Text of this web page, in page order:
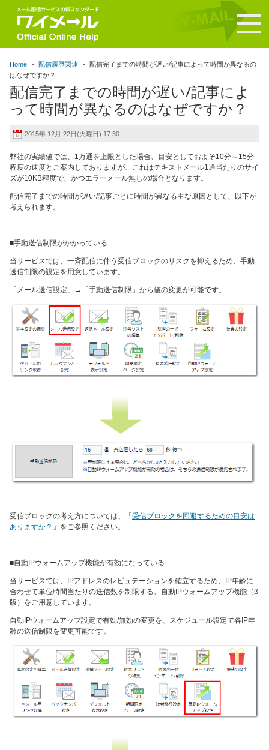
Home 配信履歴関連
配信完了までの時間が遅い/記事によって時間が異なるの
はなぜですか？
配信完了までの時間が遅い/記事によ
って時間が異なるのはなぜですか？
2015年 12月 22日(火曜日) 17:30
弊社の実績値では、 1 万通を上限とした場合、目安としておよそ10分～ 15分
程度の速度とご案内しておりますが、これはテキストメール1 通当たりのサイ
ズが10KB程度で、かつエラーメール無しの場合となります。
配信完了までの時間が遅い/記事ごとに時間が異なる主な原因として、以下が
考えられます。
■手動送信制限がかかっている
当サービスでは、一斉配信に伴う受信ブロックのリスクを抑えるため、 手動
送信制限の設定を用意しています。
「メール送信設定」→「手動送信制限」から値の変更が可能です。
受信ブロックの考え方については、「受信ブロックを回避するための目安は
ありますか？ 」をご参照ください。
■自動IPウォームアップ機能が有効になっている
当サービスでは、IPアドレスのレピュテーションを確立するため、IP年齢に
合わせて単位時間当たりの送信数を制限する、自動IPウォームアップ機能（β
版）をご用意しています。
自動IPウォームアップ設定で有効/無効の変更を、スケジュール設定で各IP年
齢の送信制限を変更可能です。